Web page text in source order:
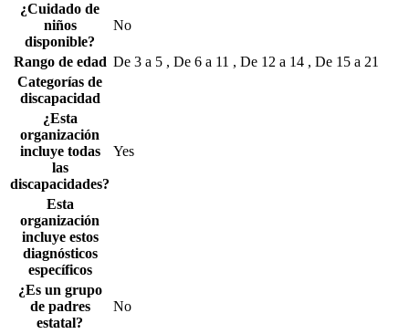
¿Cuidado de
niños
disponible?
No
Rango de edad De 3 a 5 , De 6 a 11 , De 12 a 14 , De 15 a 21
Categorías de
discapacidad
¿Esta
organización
incluye todas
las
discapacidades?
Yes
Esta
organización
incluye estos
diagnósticos
específicos
¿Es un grupo
de padres
estatal?
No